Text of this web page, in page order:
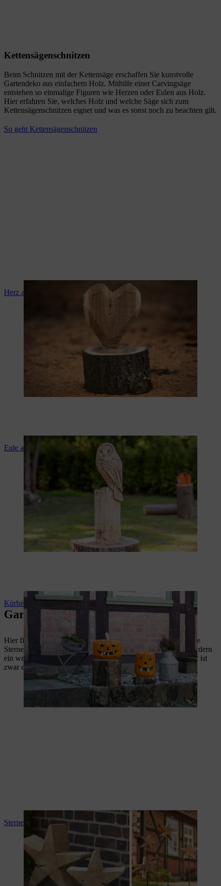
Kettensägenschnitzen
Beim Schnitzen mit der Kettensäge erschaffen Sie kunstvolle
Gartendeko aus einfachem Holz. Mithilfe einer Carvingsäge
entstehen so einmalige Figuren wie Herzen oder Eulen aus Holz.
Hier erfahren Sie, welches Holz und welche Säge sich zum
Kettensägenschnitzen eignet und was es sonst noch zu beachten gilt.
So geht Kettensägenschnitzen
Herz aus Holz machen
Eule aus Holz machen
Kürbis aus Holz machen
Gartendeko zu Weihnachten
Hier finden Sie die neue Weihnachtsdeko für Ihren Garten. Die
Sterne aus Holz eignen sich gut für Anfänger, die Kerzen erfordern
ein wenig Erfahrung im Kettensägenschnitzen und das Rentier ist
zwar etwas aufwendiger, aber dennoch einfach zu bauen.
Sterne aus Holz selber machen